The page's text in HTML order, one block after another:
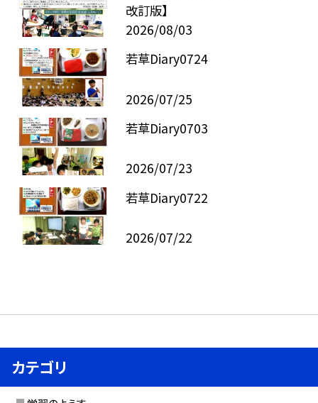
改訂版】
2026/08/03
若草Diary0724
2026/07/25
若草Diary0703
2026/07/23
若草Diary0722
2026/07/22
カテゴリ